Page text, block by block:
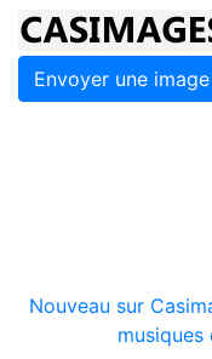
Envoyer une image
Nouveau sur